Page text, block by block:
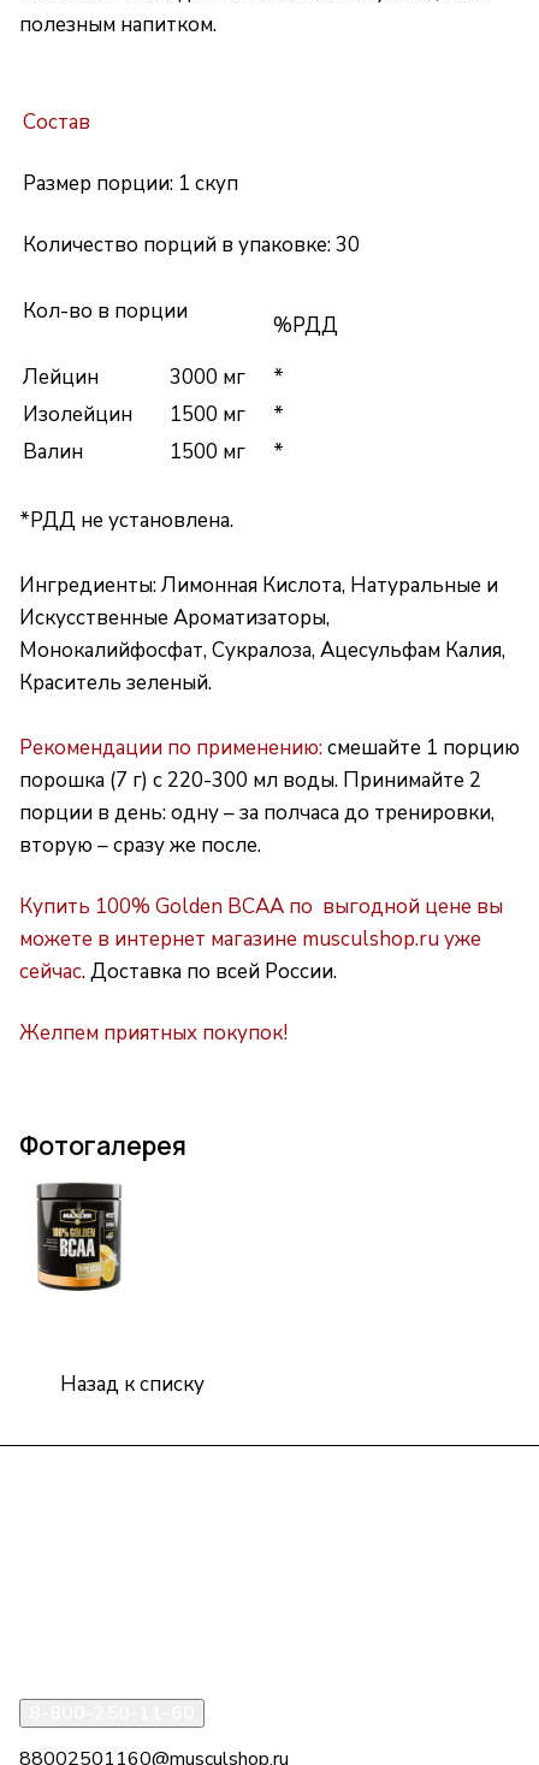
полезным напитком.
Состав
Размер порции: 1 скуп
Количество порций в упаковке: 30
Кол-во в порции
%РДД
Лейцин
3000 мг
*
Изолейцин
1500 мг
*
Валин
1500 мг *
*РДД не установлена.
Ингредиенты:Лимонная Кислота, Натуральные и
Искусственные Ароматизаторы,
Монокалийфосфат, Сукралоза, Ацесульфам Калия,
Краситель зеленый.
Рекомендации по применению:смешайте 1 порцию
порошка (7 г) с 220-300 мл воды. Принимайте 2
порции в день: одну – за полчаса до тренировки,
вторую – сразу же после.
Купить 100% Golden BCAA по выгодной цене вы
можете в интернет магазине musculshop.ru уже
сейчас. Доставка по всей России.
Желпем приятных покупок!
Фотогалерея
Назад к списку
88002501160@musculshop.ru